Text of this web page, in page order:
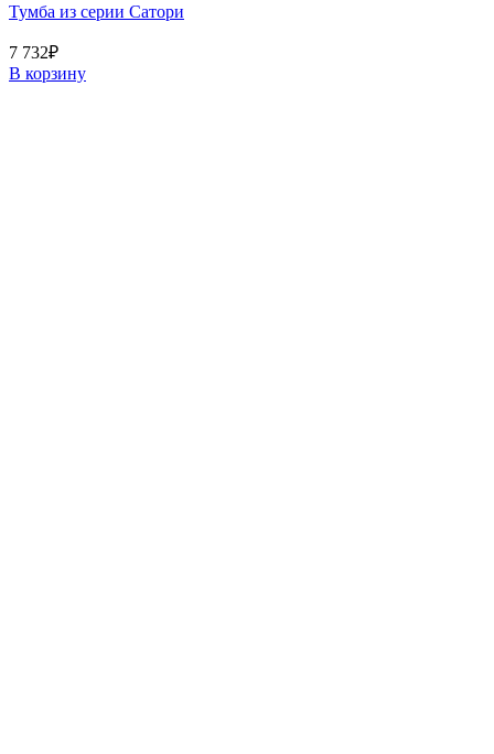
Тумба из серии Сатори
7 732₽
В корзину